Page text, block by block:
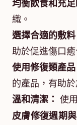
均衡飲食和充
織。
選擇合適的敷料
助於促進傷口癒
使用修復類產品
的產品，有助
溫和清潔： 使
皮膚修復週期